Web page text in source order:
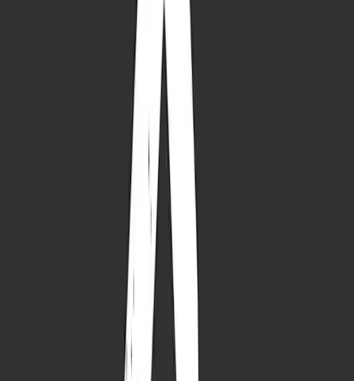
Dafür steht die Anemone:
Für die Vergänglichkeit der
Schönheit sowie für die Aufrichtigkeit.
So ist der Steinbock:
Hat einen
mag es gerne ordentlich & pflichtbewusst.
Deshalb freut sich der Steinbock über die Anemone:
Steinbock ist sehr geduldig und schätzt zugleich Qualität.
Deshalb wartet er gerne auf den Start seiner Blume im
Frühling, die dann lange Freude schenkt. Du suchst das ideale
Geschenk für einen Steinbock? Dann schau mal bei unseren
Anemonen vorbei.
Die Erwartung auf das neue Jahr.